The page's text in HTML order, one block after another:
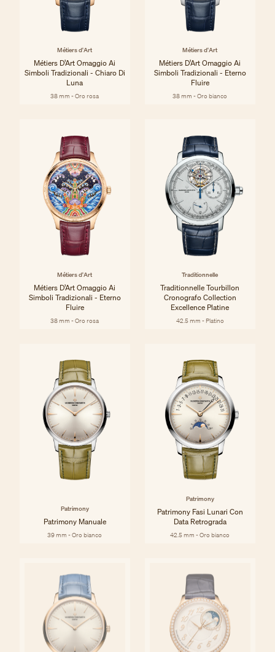
Métiers d'Art
Métiers D’Art Omaggio Ai
Simboli Tradizionali - Chiaro Di
Luna
38 mm - Oro rosa
Métiers d'Art
Métiers D’Art Omaggio Ai
Simboli Tradizionali - Eterno
Fluire
38 mm - Oro bianco
Métiers d'Art
Métiers D’Art Omaggio Ai
Simboli Tradizionali - Eterno
Fluire
38 mm - Oro rosa
Traditionnelle
Traditionnelle Tourbillon
Cronografo Collection
Excellence Platine
42.5 mm - Platino
Patrimony
Patrimony Manuale
39 mm - Oro bianco
Patrimony
Patrimony Fasi Lunari Con
Data Retrograda
42.5 mm - Oro bianco